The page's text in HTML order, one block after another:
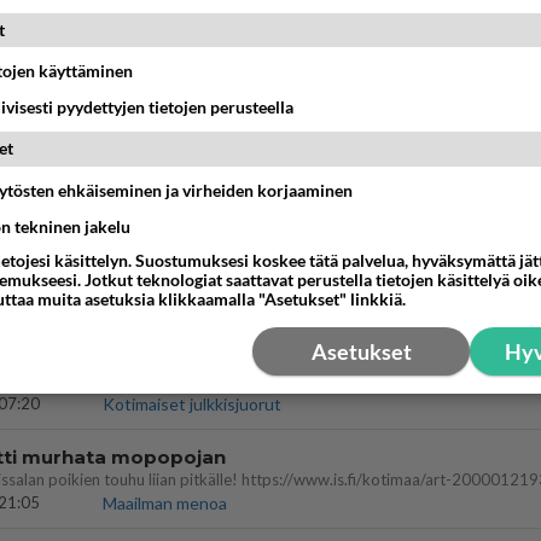
kysyä tänään
jokin tunniste itsestäni tai hänestä.
Ikävä
yhtään
edes oo
🤣🤣🤣🤣🤣
Ikävä
Kotimaiset julkkisjuorut
murhata mopopojan
Maailman menoa
käyttäminen
pyydettyjen tietojen perusteella
ehkäiseminen ja virheiden korjaaminen
tekninen jakelu
käsittelyn. Suostumuksesi koskee tätä palvelua, hyväksymättä
Jotkut teknologiat saattavat perustella tietojen käsittelyä
muita asetuksia klikkaamalla "Asetukset" linkkiä.
Asetukset